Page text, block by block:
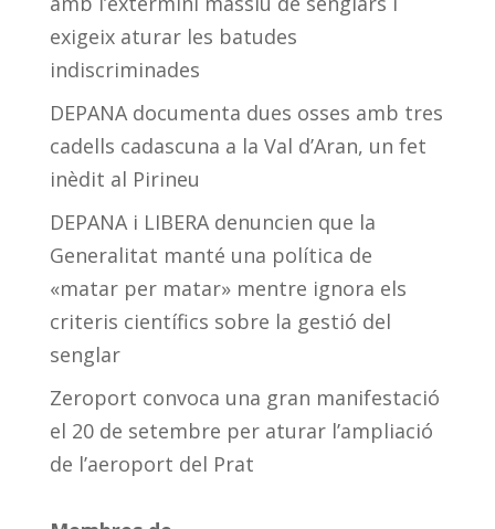
exigeix aturar les batudes
indiscriminades
DEPANA documenta dues osses amb tres
cadells cadascuna a la Val d’Aran, un fet
inèdit al Pirineu
DEPANA i LIBERA denuncien que la
Generalitat manté una política de
«matar per matar» mentre ignora els
criteris científics sobre la gestió del
senglar
Zeroport convoca una gran manifestació
el 20 de setembre per aturar l’ampliació
de l’aeroport del Prat